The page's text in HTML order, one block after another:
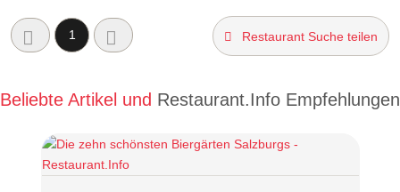
1 Restaurant Suche teilen
Beliebte Artikel und Restaurant.Info Empfehlungen